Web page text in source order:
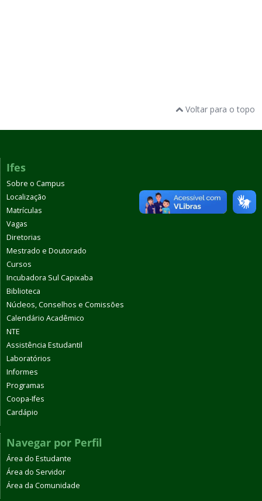
Voltar para o topo
Ifes
Sobre o Campus
Localização
Matrículas
Vagas
Diretorias
Mestrado e Doutorado
Cursos
Incubadora Sul Capixaba
Biblioteca
Núcleos, Conselhos e Comissões
Calendário Acadêmico
NTE
Assistência Estudantil
Laboratórios
Informes
Programas
Coopa-Ifes
Cardápio
Navegar por Perfil
Área do Estudante
Área do Servidor
Área da Comunidade